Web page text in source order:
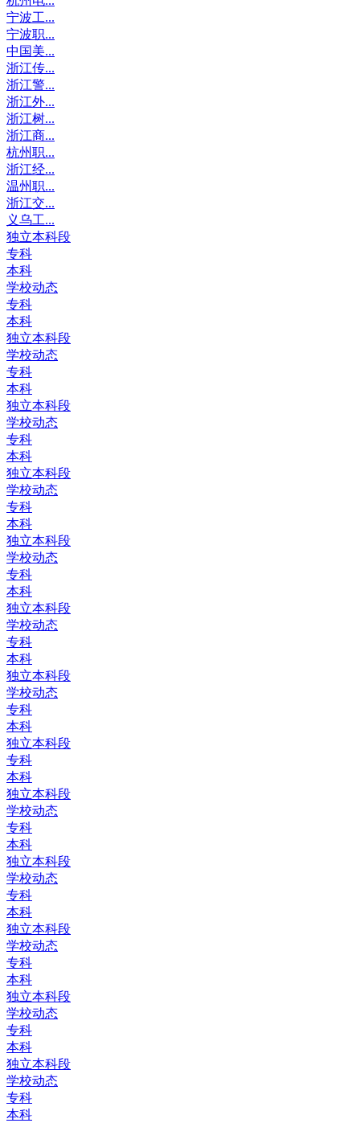
宁波工...
宁波职...
中国美...
浙江传...
浙江警...
浙江外...
浙江树...
浙江商...
杭州职...
浙江经...
温州职...
浙江交...
义乌工...
独立本科段
专科
本科
学校动态
专科
本科
独立本科段
学校动态
专科
本科
独立本科段
学校动态
专科
本科
独立本科段
学校动态
专科
本科
独立本科段
学校动态
专科
本科
独立本科段
学校动态
专科
本科
独立本科段
学校动态
专科
本科
独立本科段
专科
本科
独立本科段
学校动态
专科
本科
独立本科段
学校动态
专科
本科
独立本科段
学校动态
专科
本科
独立本科段
学校动态
专科
本科
独立本科段
学校动态
专科
本科